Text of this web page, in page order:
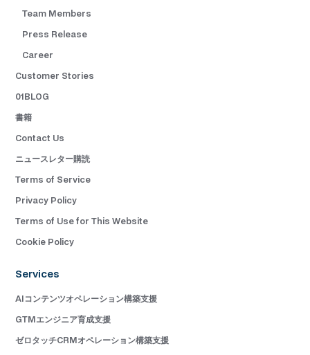
Team Members
Press Release
Career
Customer Stories
01BLOG
書籍
Contact Us
ニュースレター購読
Terms of Service
Privacy Policy
Terms of Use for This Website
Cookie Policy
Services
AIコンテンツオペレーション構築支援
GTMエンジニア育成支援
ゼロタッチCRMオペレーション構築支援